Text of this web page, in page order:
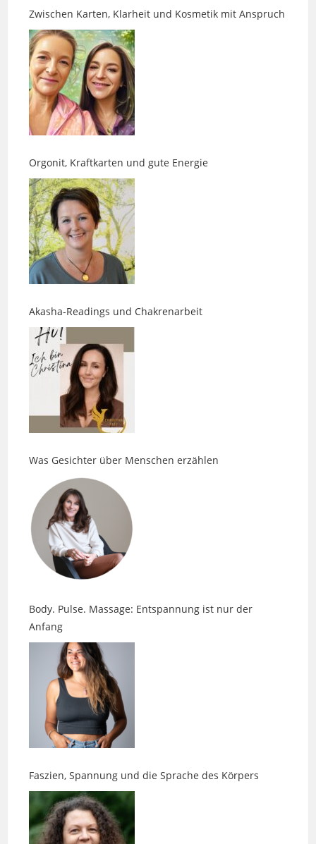
Orgonit, Kraftkarten und gute Energie
Akasha-Readings und Chakrenarbeit
Was Gesichter über Menschen erzählen
Body. Pulse. Massage: Entspannung ist nur der
Faszien, Spannung und die Sprache des Körpers